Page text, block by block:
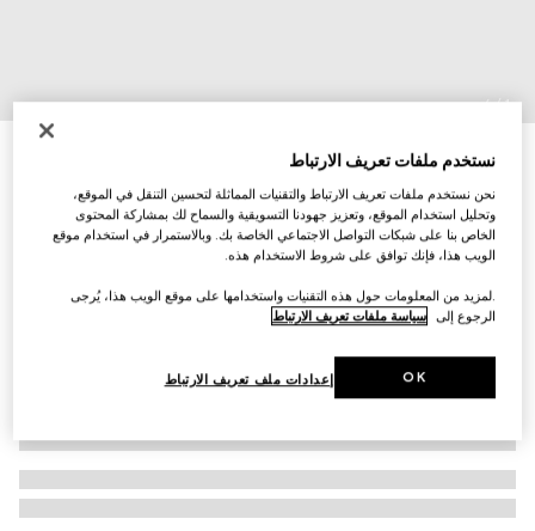
1
/
4
خاتم Icon عيار 18 قيراطاً مزيّن بشعار G المتشابك
تنويعات ذهب أصفر بعيار 18 قيراط ولون أبيض
نستخدم ملفات تعريف الارتباط
نحن نستخدم ملفات تعريف الارتباط والتقنيات المماثلة لتحسين التنقل في الموقع،
وتحليل استخدام الموقع، وتعزيز جهودنا التسويقية والسماح لك بمشاركة المحتوى
الخاص بنا على شبكات التواصل الاجتماعي الخاصة بك. وبالاستمرار في استخدام موقع
الويب هذا، فإنك توافق على شروط الاستخدام هذه.
.لمزيد من المعلومات حول هذه التقنيات واستخدامها على موقع الويب هذا، يُرجى
الرجوع إلى سياسة ملفات تعريف الارتباط
إعدادات ملف تعريف الارتباط OK